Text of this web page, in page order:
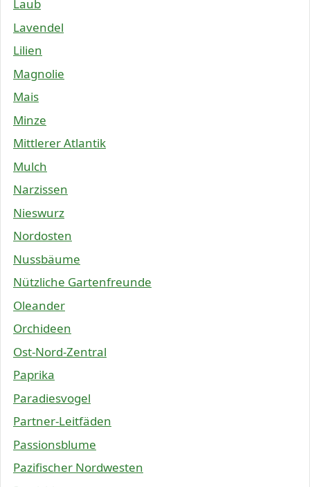
Laub
Lavendel
Lilien
Magnolie
Mais
Minze
Mittlerer Atlantik
Mulch
Narzissen
Nieswurz
Nordosten
Nussbäume
Nützliche Gartenfreunde
Oleander
Orchideen
Ost-Nord-Zentral
Paprika
Paradiesvogel
Partner-Leitfäden
Passionsblume
Pazifischer Nordwesten